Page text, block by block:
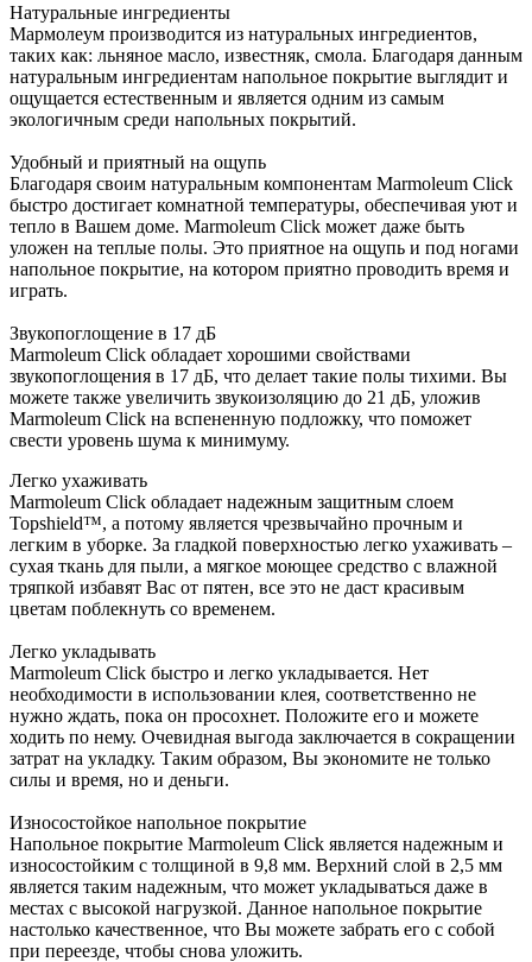
Натуральные ингредиенты
Мармолеум производится из натуральных ингредиентов,
таких как: льняное масло, известняк, смола. Благодаря данным
натуральным ингредиентам напольное покрытие выглядит и
ощущается естественным и является одним из самым
экологичным среди напольных покрытий.
Удобный и приятный на ощупь
Благодаря своим натуральным компонентам Marmoleum Click
быстро достигает комнатной температуры, обеспечивая уют и
тепло в Вашем доме. Marmoleum Click может даже быть
уложен на теплые полы. Это приятное на ощупь и под ногами
напольное покрытие, на котором приятно проводить время и
играть.
Звукопоглощение в 17 дБ
Marmoleum Click обладает хорошими свойствами
звукопоглощения в 17 дБ, что делает такие полы тихими. Вы
можете также увеличить звукоизоляцию до 21 дБ, уложив
Marmoleum Click на вспененную подложку, что поможет
свести уровень шума к минимуму.
Легко ухаживать
Marmoleum Click обладает надежным защитным слоем
Topshield™, а потому является чрезвычайно прочным и
легким в уборке. За гладкой поверхностью легко ухаживать –
сухая ткань для пыли, а мягкое моющее средство с влажной
тряпкой избавят Вас от пятен, все это не даст красивым
цветам поблекнуть со временем.
Легко укладывать
Marmoleum Click быстро и легко укладывается. Нет
необходимости в использовании клея, соответственно не
нужно ждать, пока он просохнет. Положите его и можете
ходить по нему. Очевидная выгода заключается в сокращении
затрат на укладку. Таким образом, Вы экономите не только
силы и время, но и деньги.
Износостойкое напольное покрытие
Напольное покрытие Marmoleum Click является надежным и
износостойким с толщиной в 9,8 мм. Верхний слой в 2,5 мм
является таким надежным, что может укладываться даже в
местах с высокой нагрузкой. Данное напольное покрытие
настолько качественное, что Вы можете забрать его с собой
при переезде, чтобы снова уложить.